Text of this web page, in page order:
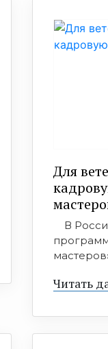
Для
В
Читать